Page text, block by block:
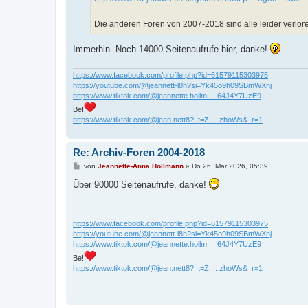
Die anderen Foren von 2007-2018 sind alle leider
Immerhin. Noch 14000 Seitenaufrufe hier, danke!
https://www.facebook.com/profile.php?id=61579115303975
https://youtube.com/@jeannett-l8h?si=Yk45o9h09SBmWXnj
https://www.tiktok.com/@jeannette.hollm ... 64J4Y7UzE9
Be!
https://www.tiktok.com/@jean.nett8?_t=Z ... zhoWs&_r=1
Re: Archiv-Foren 2004-2018
B
i
t
von Jeannette-Anna Hollmann» Do 26. Mär 2026, 05:39
Über 90000 Seitenaufrufe, danke!
https://www.facebook.com/profile.php?id=61579115303975
https://youtube.com/@jeannett-l8h?si=Yk45o9h09SBmWXnj
https://www.tiktok.com/@jeannette.hollm ... 64J4Y7UzE9
Be!
https://www.tiktok.com/@jean.nett8?_t=Z ... zhoWs&_r=1